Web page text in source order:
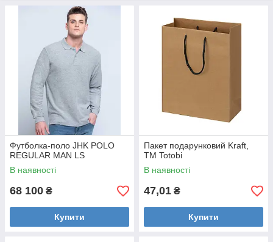
Футболка-поло JHK POLO
REGULAR MAN LS
В наявності
68 100 ₴
Купити
Пакет подарунковий Kraft,
TM Totobi
В наявності
47,01 ₴
Купити